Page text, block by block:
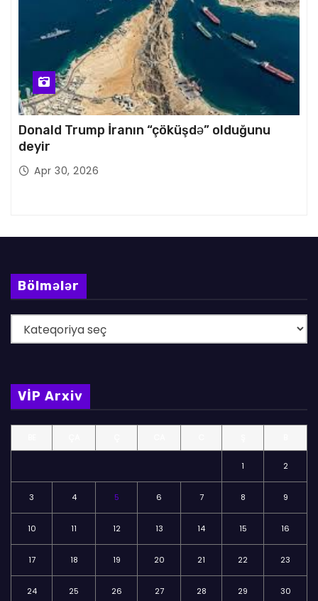
Donald Trump İranın “çöküşdə” olduğunu
deyir
Apr 30, 2026
Bölmələr
ö
m
l
VİP Arxiv
1 2
3 4 5 6 7 8 9
10 11 12 13 14 15 16
17 18 19 20 21 22 23
24 25 26 27 28 29 30